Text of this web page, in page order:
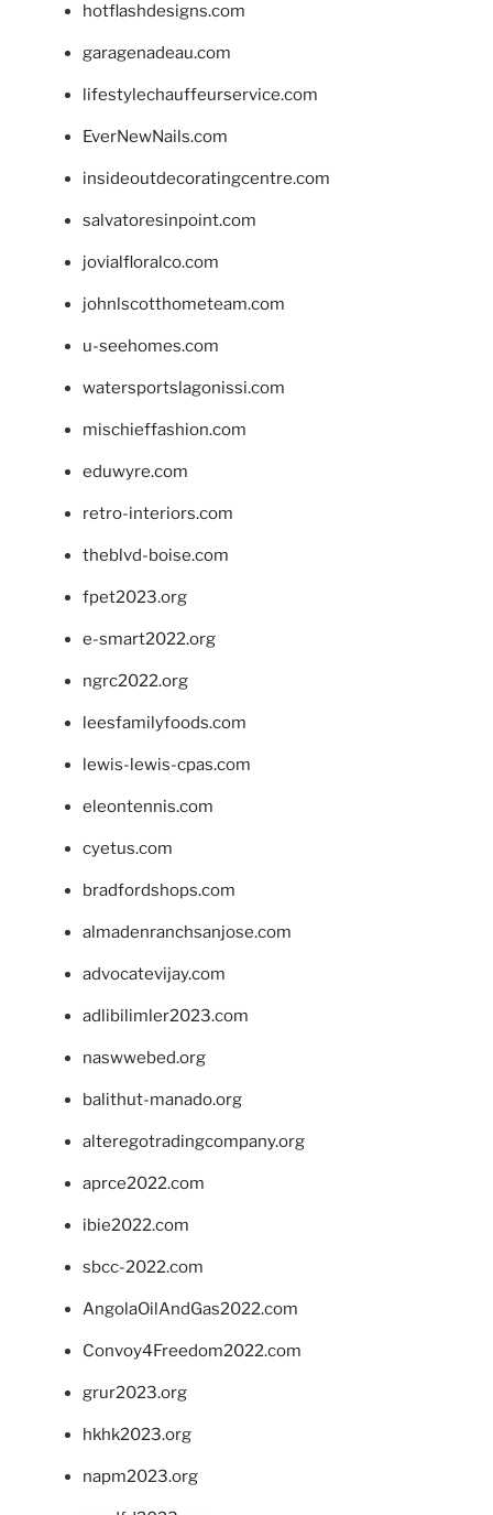
hotflashdesigns.com
garagenadeau.com
lifestylechauffeurservice.com
EverNewNails.com
insideoutdecoratingcentre.com
salvatoresinpoint.com
jovialfloralco.com
johnlscotthometeam.com
u-seehomes.com
watersportslagonissi.com
mischieffashion.com
eduwyre.com
retro-interiors.com
theblvd-boise.com
fpet2023.org
e-smart2022.org
ngrc2022.org
leesfamilyfoods.com
lewis-lewis-cpas.com
eleontennis.com
cyetus.com
bradfordshops.com
almadenranchsanjose.com
advocatevijay.com
adlibilimler2023.com
naswwebed.org
balithut-manado.org
alteregotradingcompany.org
aprce2022.com
ibie2022.com
sbcc-2022.com
AngolaOilAndGas2022.com
Convoy4Freedom2022.com
grur2023.org
hkhk2023.org
napm2023.org